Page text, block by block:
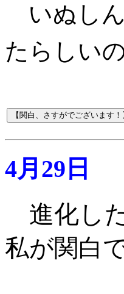
いぬしん
たらしい
4月29日
進化し
私が関白